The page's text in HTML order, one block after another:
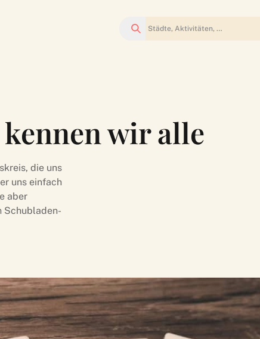
Suchen
kennen wir alle
die uns
uns einfach
aber
Schubladen-